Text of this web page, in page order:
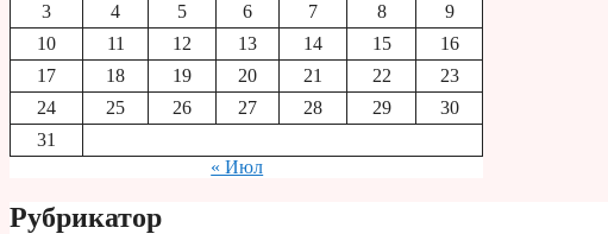
3
4 5 6 7 8
9
10
11 12 13 14 15
16
17
18 19 20 21 22
23
24
25 26 27 28 29
30
31
« Июл
Рубрикатор